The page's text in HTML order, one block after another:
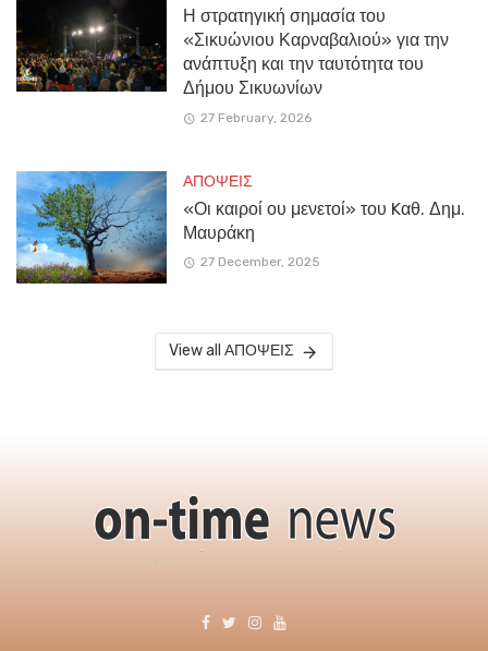
Η στρατηγική σημασία του
«Σικυώνιου Καρναβαλιού» για την
ανάπτυξη και την ταυτότητα του
Δήμου Σικυωνίων
27 February, 2026
ΑΠΟΨΕΙΣ
«Οι καιροί ου μενετοί» του Kαθ. Δημ.
Μαυράκη
27 December, 2025
View all ΑΠΟΨΕΙΣ